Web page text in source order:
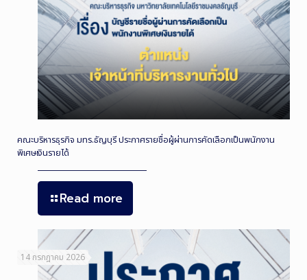
คณะบริหารธุรกิจ มทร.ธัญบุรี ประกาศรายชื่อผู้ผ่านการคัดเลือกเป็นพนักงาน
พิเศษเงินรายได้
Read more
14 กรกฎาคม 2026